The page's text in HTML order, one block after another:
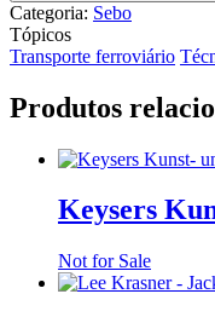
Categoria: Sebo
Tópicos
Transporte ferroviário
Produtos
Keysers
Not for Sale